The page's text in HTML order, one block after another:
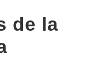
de la